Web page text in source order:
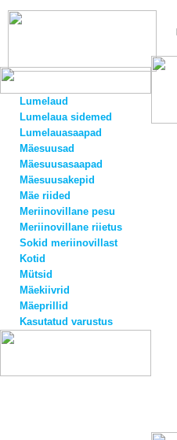
Lumelaud
Lumelaua sidemed
Lumelauasaapad
Mäesuusad
Mäesuusasaapad
Mäesuusakepid
Mäe riided
Meriinovillane pesu
Meriinovillane riietus
Sokid meriinovillast
Kotid
Mütsid
Mäekiivrid
Mäeprillid
Kasutatud varustus